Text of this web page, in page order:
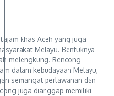
khas Aceh yang juga
Melayu. Bentuknya
melengkung. Rencong
dalam kebudayaan Melayu,
semangat perlawanan dan
juga dianggap memiliki